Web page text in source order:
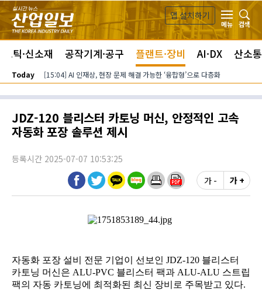
본문 바로가기
앱 설치하기
메뉴
검색
틱·신소재 공작기계·공구 플랜트·장비 AI·DX 산소통
Today [15:04] AI 인재상, 현장 문제 해결 가능한 ‘융합형’으로 다층화
JDZ-120 블리스터 카토닝 머신, 안정적인 고속
자동화 포장 솔루션 제시
등록시간 2025-07-07 10:53:25
가 -
가 +